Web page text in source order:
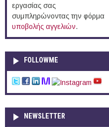
εργασίας σας
συμπληρώνοντας την φόρμα
υποβολής αγγελιών.
FOLLOWME
NEWSLETTER